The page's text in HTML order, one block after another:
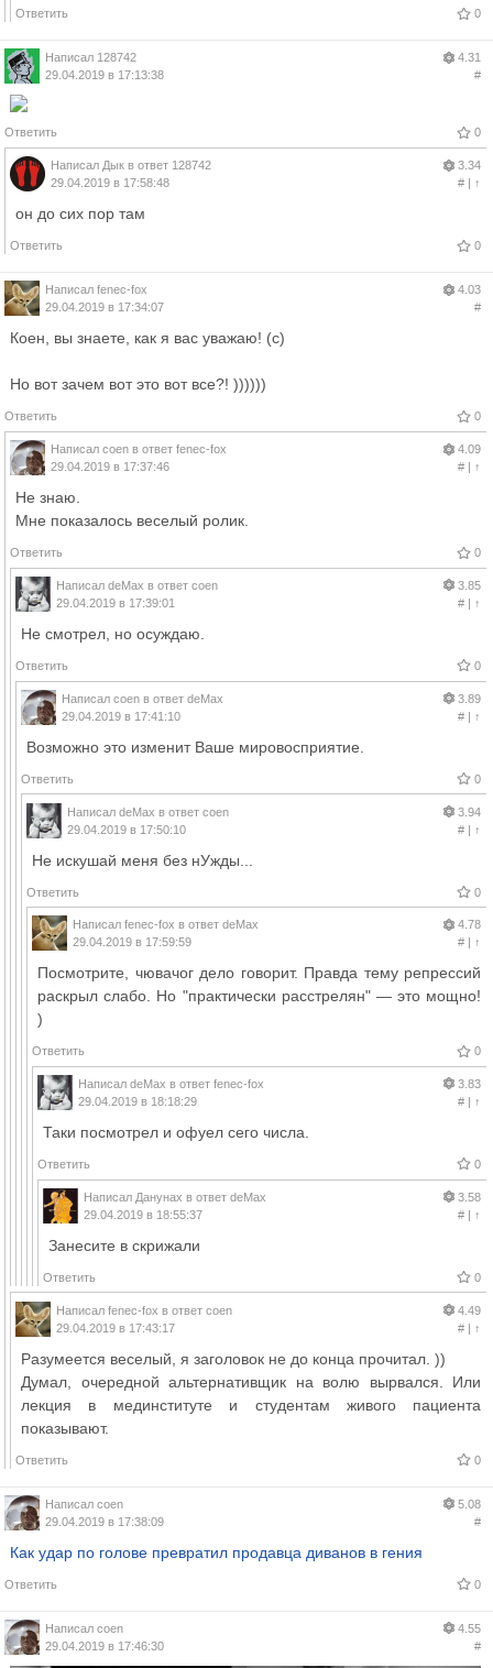
Ответить 0
Написал 128742
29.04.2019 в 17:13:38
4.31
#
Ответить 0
Написал Дык в ответ 128742
29.04.2019 в 17:58:48
3.34
#| ↑
он до сих пор там
Ответить 0
Написал fenec-fox
29.04.2019 в 17:34:07
4.03
#
Коен, вы знаете, как я вас уважаю! (с)
Но вот зачем вот это вот все?! ))))))
Ответить 0
Написал coen в ответ fenec-fox
29.04.2019 в 17:37:46
4.09
#| ↑
Не знаю.
Мне показалось веселый ролик.
Ответить 0
Написал deMax в ответ coen
29.04.2019 в 17:39:01
3.85
#| ↑
Не смотрел, но осуждаю.
Ответить 0
Написал coen в ответ deMax
29.04.2019 в 17:41:10
3.89
#| ↑
Возможно это изменит Ваше мировосприятие.
Ответить 0
Написал deMax в ответ coen
29.04.2019 в 17:50:10
3.94
#| ↑
Не искушай меня без нУжды...
Ответить 0
Написал fenec-fox в ответ deMax
29.04.2019 в 17:59:59
4.78
#| ↑
Посмотрите, чювачог дело говорит. Правда тему репрессий
раскрыл слабо. Но "практически расстрелян" — это мощно!
)
Ответить 0
Написал deMax в ответ fenec-fox
29.04.2019 в 18:18:29
3.83
#| ↑
Таки посмотрел и офуел сего числа.
Ответить 0
Написал Данунах в ответ deMax
29.04.2019 в 18:55:37
3.58
#| ↑
Занесите в скрижали
Ответить 0
Написал fenec-fox в ответ coen
29.04.2019 в 17:43:17
4.49
#| ↑
Разумеется веселый, я заголовок не до конца прочитал. ))
Думал, очередной альтернативщик на волю вырвался. Или
лекция в мединституте и студентам живого пациента
показывают.
Ответить 0
Написал coen
29.04.2019 в 17:38:09
5.08
#
Как удар по голове превратил продавца диванов в гения
Ответить 0
Написал coen
29.04.2019 в 17:46:30
4.55
#